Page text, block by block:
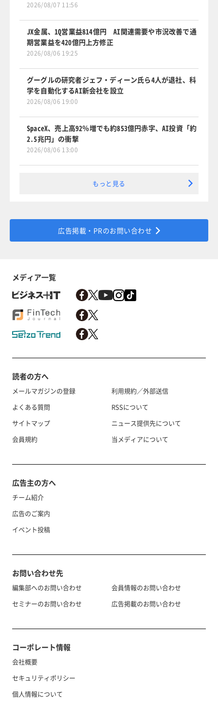
2026/08/07 11:56
JX金属、1Q営業益814億円 AI関連需要や市況改善で通
期営業益を420億円上方修正
2026/08/06 19:25
グーグルの研究者ジェフ・ディーン氏ら4人が退社、科
学を自動化するAI新会社を設立
2026/08/06 19:00
SpaceX、売上高92％増でも約853億円赤字、AI投資「約
2.5兆円」の衝撃
2026/08/06 13:00
もっと見る
広告掲載・PRのお問い合わせ
メディア一覧
読者の方へ
メールマガジンの登録
よくある質問
サイトマップ
会員規約
利用規約／外部送信
RSSについて
ニュース提供先について
当メディアについて
広告主の方へ
チーム紹介
広告のご案内
イベント投稿
お問い合わせ先
編集部へのお問い合わせ
セミナーのお問い合わせ
会員情報のお問い合わせ
広告掲載のお問い合わせ
コーポレート情報
会社概要
セキュリティポリシー
個人情報について